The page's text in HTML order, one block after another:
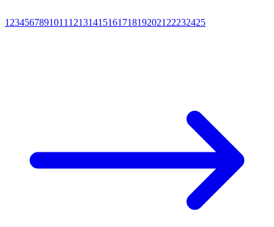
1 234567891011 12131415161718192021 22232425